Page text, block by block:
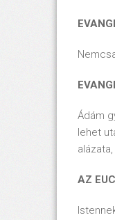
Ádám
lehet
AZ